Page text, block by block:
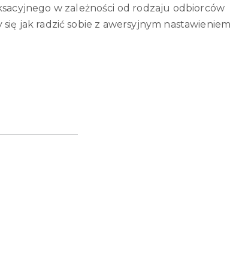
w zależności od rodzaju odbiorców
jak radzić sobie z awersyjnym nastawieniem